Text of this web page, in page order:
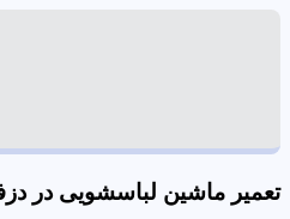
تعمیر ماشین لباسشویی در